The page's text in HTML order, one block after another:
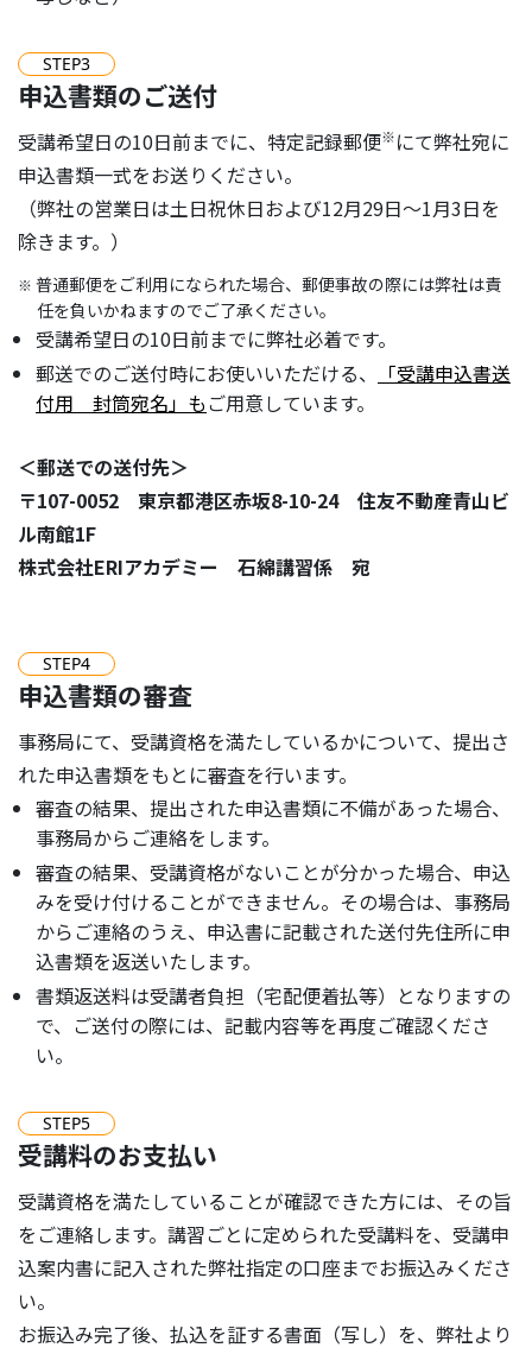
STEP3
申込書類のご送付
受講希望日の10日前までに、特定記録郵便※にて弊社宛に
申込書類一式をお送りください。
（弊社の営業日は土日祝休日および12月29日～1月3日を
除きます。）
※ 普通郵便をご利用になられた場合、郵便事故の際には弊社は責
任を負いかねますのでご了承ください。
受講希望日の10日前までに弊社必着です。
郵送でのご送付時にお使いいただける、
「受講申込書送
付用 封筒宛名」もご用意しています。
＜郵送での送付先＞
〒107-0052 東京都港区赤坂8-10-24 住友不動産青山ビ
ル南館1F
株式会社ERIアカデミー 石綿講習係 宛
STEP4
申込書類の審査
事務局にて、受講資格を満たしているかについて、提出さ
れた申込書類をもとに審査を行います。
審査の結果、提出された申込書類に不備があった場合、
事務局からご連絡をします。
審査の結果、受講資格がないことが分かった場合、申込
みを受け付けることができません。その場合は、事務局
からご連絡のうえ、申込書に記載された送付先住所に申
込書類を返送いたします。
書類返送料は受講者負担（宅配便着払等）となりますの
で、ご送付の際には、記載内容等を再度ご確認くださ
い。
STEP5
受講料のお支払い
受講資格を満たしていることが確認できた方には、その旨
をご連絡します。講習ごとに定められた受講料を、受講申
込案内書に記入された弊社指定の口座までお振込みくださ
い。
お振込み完了後、払込を証する書面（写し）を、弊社より